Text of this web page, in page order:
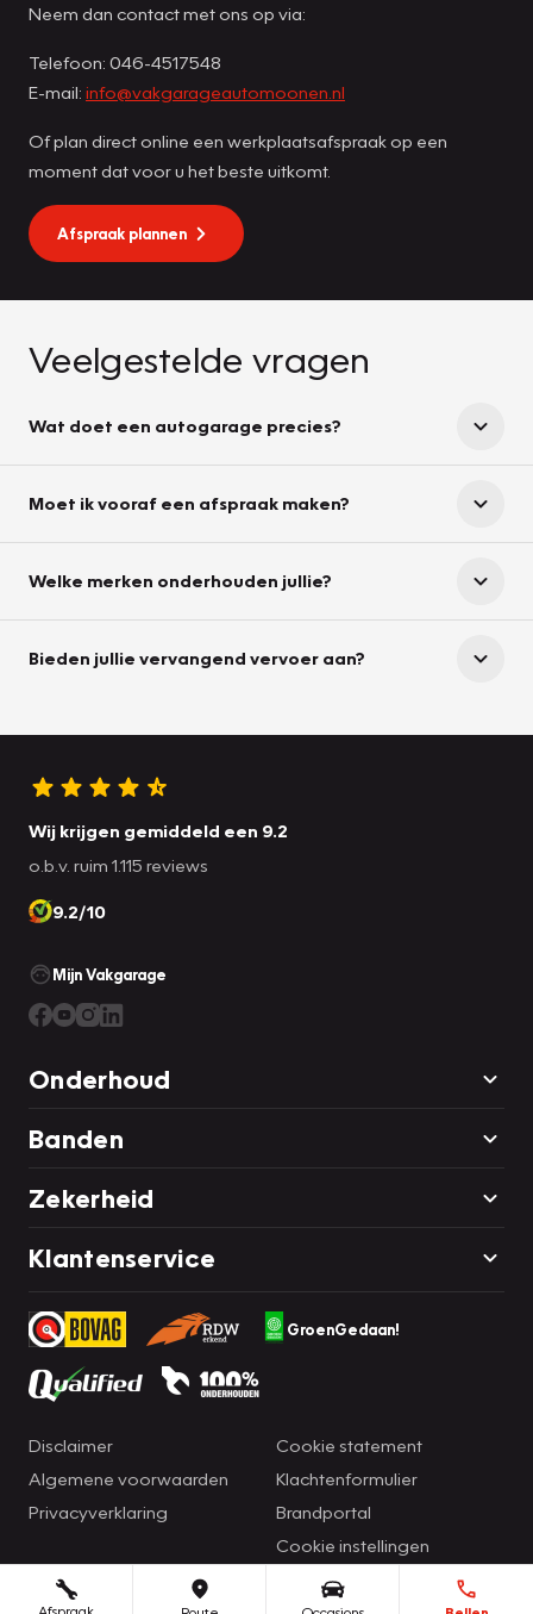
Neem dan contact met ons op via:
Telefoon: 046-4517548
E-mail: info@vakgarageautomoonen.nl
Of plan direct online een werkplaatsafspraak op een
moment dat voor u het beste uitkomt.
Afspraak plannen
Veelgestelde vragen
Wat doet een autogarage precies?
Moet ik vooraf een afspraak maken?
Welke merken onderhouden jullie?
Bieden jullie vervangend vervoer aan?
Wij krijgen gemiddeld een 9.2
o.b.v. ruim 1.115 reviews
9.2/10
Mijn Vakgarage
Onderhoud
Banden
Zekerheid
Klantenservice
GroenGedaan!
Disclaimer
Algemene voorwaarden
Privacyverklaring
Cookie statement
Klachtenformulier
Brandportal
Cookie instellingen